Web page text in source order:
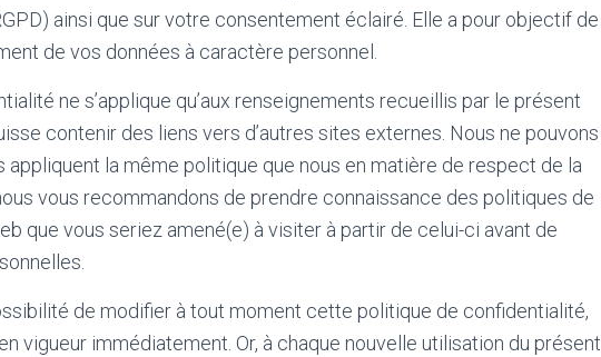
ainsi que sur votre consentement éclairé. Elle a pour objectif de
de vos données à caractère personnel.
ne s’applique qu’aux renseignements recueillis par le présent
contenir des liens vers d’autres sites externes. Nous ne pouvons
appliquent la même politique que nous en matière de respect de la
vous recommandons de prendre connaissance des politiques de
que vous seriez amené(e) à visiter à partir de celui-ci avant de
de modifier à tout moment cette politique de confidentialité,
vigueur immédiatement. Or, à chaque nouvelle utilisation du présent